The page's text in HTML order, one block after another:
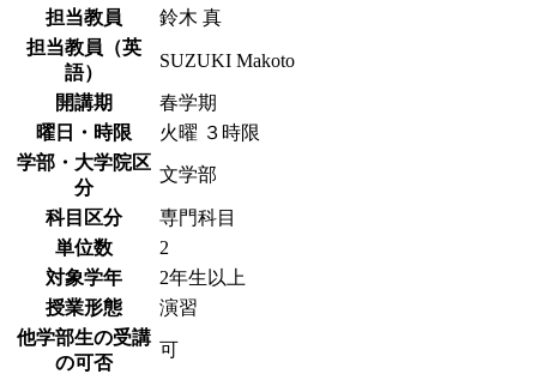
担当教員
鈴木 真
担当教員（英
語）
SUZUKI Makoto
開講期
春学期
曜日・時限
火曜 ３時限
学部・大学院区
分
文学部
科目区分
専門科目
単位数
2
対象学年
2年生以上
授業形態
演習
他学部生の受講
の可否
可